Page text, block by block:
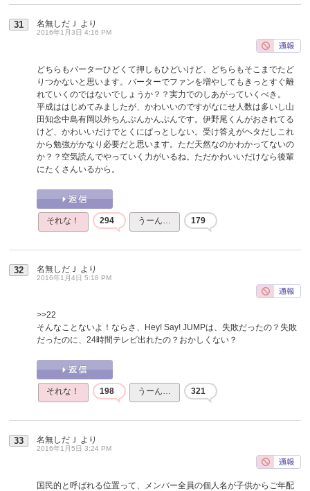
31 名無しだＪ より
2016年1月3日 4:16 PM
どちらもバーターひどくて押しもひどいけど、どちらもそこまでたど
りつかないと思います。バーターでファンを増やしてもきっとすぐ離
れていくのではないでしょうか？？実力でのしあがっていくべき。
平成ははじめてみましたが、かわいいのですがなにせ人数は多いし山
田知念中島有岡以外ちんぷんかんぷんです。伊野尾くんがおされてる
けど、かわいいだけでとくにぱっとしない。受け答えがヘタだしこれ
から勉強がかなり必要だと思います。ただ天然なのかわかってないの
か？？空気読んでやっていく力がいるね。ただかわいいだけなら後輩
にたくさんいるから。
それな！ 294 うーん… 179
32 名無しだＪ より
2016年1月4日 5:18 PM
>>22
そんなことないよ！ならさ、Hey! Say! JUMPは、失敗だったの？失敗
だったのに、24時間テレビ出れたの？おかしくない？
それな！ 198 うーん… 321
33 名無しだＪ より
2016年1月5日 3:24 PM
国民的と呼ばれる位置って、メンバー全員の個人名が子供からご年配